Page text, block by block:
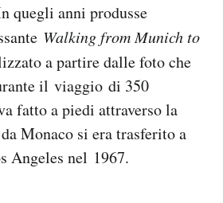
quegli anni produsse
Walking from Munich to
a partire dalle foto che
il viaggio di 350
fatto a piedi attraverso la
Monaco si era trasferito a
Angeles nel 1967.